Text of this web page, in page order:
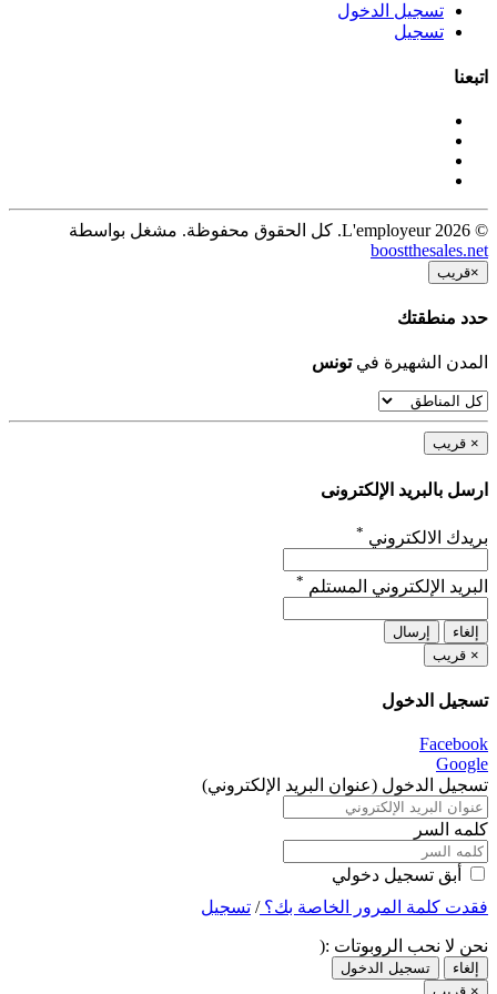
تسجيل الدخول
تسجيل
اتبعنا
© 2026 L'employeur. كل الحقوق محفوظة. مشغل بواسطة
boostthesales.net
×قريب
حدد منطقتك
المدن الشهيرة فيتونس
× قريب
ارسل بالبريد الإلكترونى
بريدك الالكتروني *
البريد الإلكتروني المستلم *
إلغاء
إرسال
× قريب
تسجيل الدخول
Facebook
Google
تسجيل الدخول (عنوان البريد الإلكتروني)
كلمه السر
أبق تسجيل دخولي
فقدت كلمة المرور الخاصة بك؟/ تسجيل
نحن لا نحب الروبوتات :(
إلغاء
تسجيل الدخول